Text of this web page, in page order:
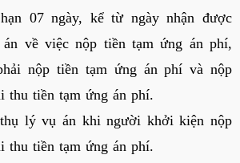
07 ngày, kể từ ngày nhận được
án về việc nộp tiền tạm ứng án phí,
nộp tiền tạm ứng án phí và nộp
thu tiền tạm ứng án phí.
lý vụ án khi người khởi kiện nộp
thu tiền tạm ứng án phí.